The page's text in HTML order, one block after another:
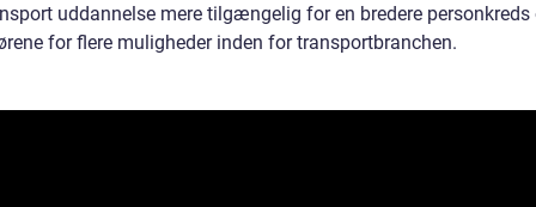
uddannelse mere tilgængelig for en bredere personkreds
for flere muligheder inden for transportbranchen.